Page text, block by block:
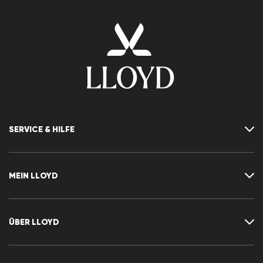
SERVICE & HILFE
Größentabelle
Rücksendung
MEIN LLOYD
Wunschliste
ÜBER LLOYD